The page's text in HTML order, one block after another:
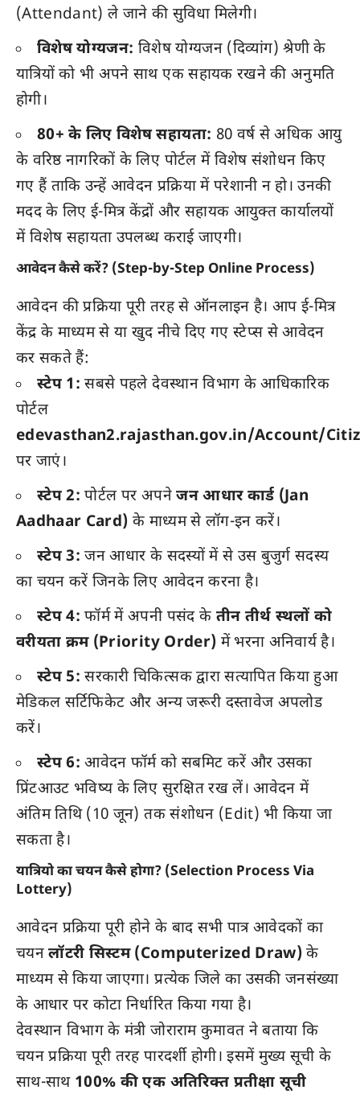
(Attendant) ले जाने की सुविधा मिलेगी।
विशेष योग्यजन: विशेष योग्यजन (दिव्यांग) श्रेणी के
यात्रियों को भी अपने साथ एक सहायक रखने की अनुमति
होगी।
80+ के लिए विशेष सहायता: 80 वर्ष से अधिक आयु
के वरिष्ठ नागरिकों के लिए पोर्टल में विशेष संशोधन किए
गए हैं ताकि उन्हें आवेदन प्रक्रिया में परेशानी न हो। उनकी
मदद के लिए ई-मित्र केंद्रों और सहायक आयुक्त कार्यालयों
में विशेष सहायता उपलब्ध कराई जाएगी।
आवेदन कैसे करें? (Step-by-Step Online Process)
आवेदन की प्रक्रिया पूरी तरह से ऑनलाइन है। आप ई-मित्र
केंद्र के माध्यम से या खुद नीचे दिए गए स्टेप्स से आवेदन
कर सकते हैं:
स्टेप 1: सबसे पहले देवस्थान विभाग के आधिकारिक
पोर्टल
edevasthan2.rajasthan.gov.in/Account/
पर जाएं।
स्टेप 2: पोर्टल पर अपनेजन आधार कार्ड (Jan
Aadhaar Card) के माध्यम से लॉग-इन करें।
स्टेप 3: जन आधार के सदस्यों में से उस बुजुर्ग सदस्य
का चयन करें जिनके लिए आवेदन करना है।
स्टेप 4: फॉर्म में अपनी पसंद के तीन तीर्थ स्थलों को
वरीयता क्रम (Priority Order) में भरना अनिवार्य है।
स्टेप 5: सरकारी चिकित्सक द्वारा सत्यापित किया हुआ
मेडिकल सर्टिफिकेट और अन्य जरूरी दस्तावेज अपलोड
करें।
स्टेप 6: आवेदन फॉर्म को सबमिट करें और उसका
प्रिंटआउट भविष्य के लिए सुरक्षित रख लें। आवेदन में
अंतिम तिथि (10 जून) तक संशोधन (Edit) भी किया जा
सकता है।
यात्रियो का चयन कैसे होगा? (Selection Process Via
Lottery)
आवेदन प्रक्रिया पूरी होने के बाद सभी पात्र आवेदकों का
चयनलॉटरी सिस्टम (Computerized Draw) के
माध्यम से किया जाएगा। प्रत्येक जिले का उसकी जनसंख्या
के आधार पर कोटा निर्धारित किया गया है।
देवस्थान विभाग के मंत्री जोराराम कुमावत ने बताया कि
चयन प्रक्रिया पूरी तरह पारदर्शी होगी। इसमें मुख्य सूची के
साथ-साथ 100% की एक अतिरिक्त प्रतीक्षा सूची